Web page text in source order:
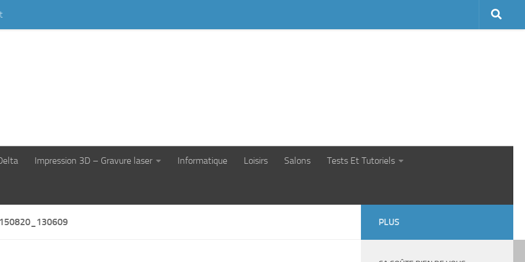
Impression 3D – Gravure laser Informatique Loisirs Salons Tests Et Tutoriels
PLUS